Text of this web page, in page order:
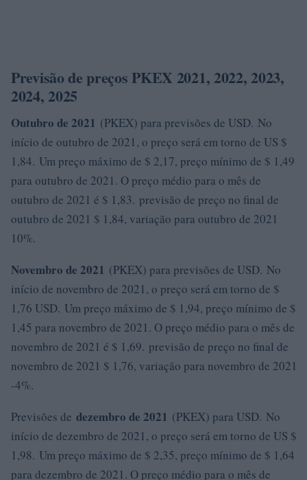
Previsão de preços PKEX 2021, 2022, 2023,
2024, 2025
Outubro de 2021 (PKEX) para previsões de USD. No
início de outubro de 2021, o preço será em torno de US $
1,84. Um preço máximo de $ 2,17, preço mínimo de $ 1,49
para outubro de 2021. O preço médio para o mês de
outubro de 2021 é $ 1,83. previsão de preço no final de
outubro de 2021 $ 1,84, variação para outubro de 2021
10%.
Novembro de 2021 (PKEX) para previsões de USD. No
início de novembro de 2021, o preço será em torno de $
1,76 USD. Um preço máximo de $ 1,94, preço mínimo de $
1,45 para novembro de 2021. O preço médio para o mês de
novembro de 2021 é $ 1,69. previsão de preço no final de
novembro de 2021 $ 1,76, variação para novembro de 2021
-4%.
Previsões de dezembro de 2021 (PKEX) para USD. No
início de dezembro de 2021, o preço será em torno de US $
1,98. Um preço máximo de $ 2,35, preço mínimo de $ 1,64
para dezembro de 2021. O preço médio para o mês de